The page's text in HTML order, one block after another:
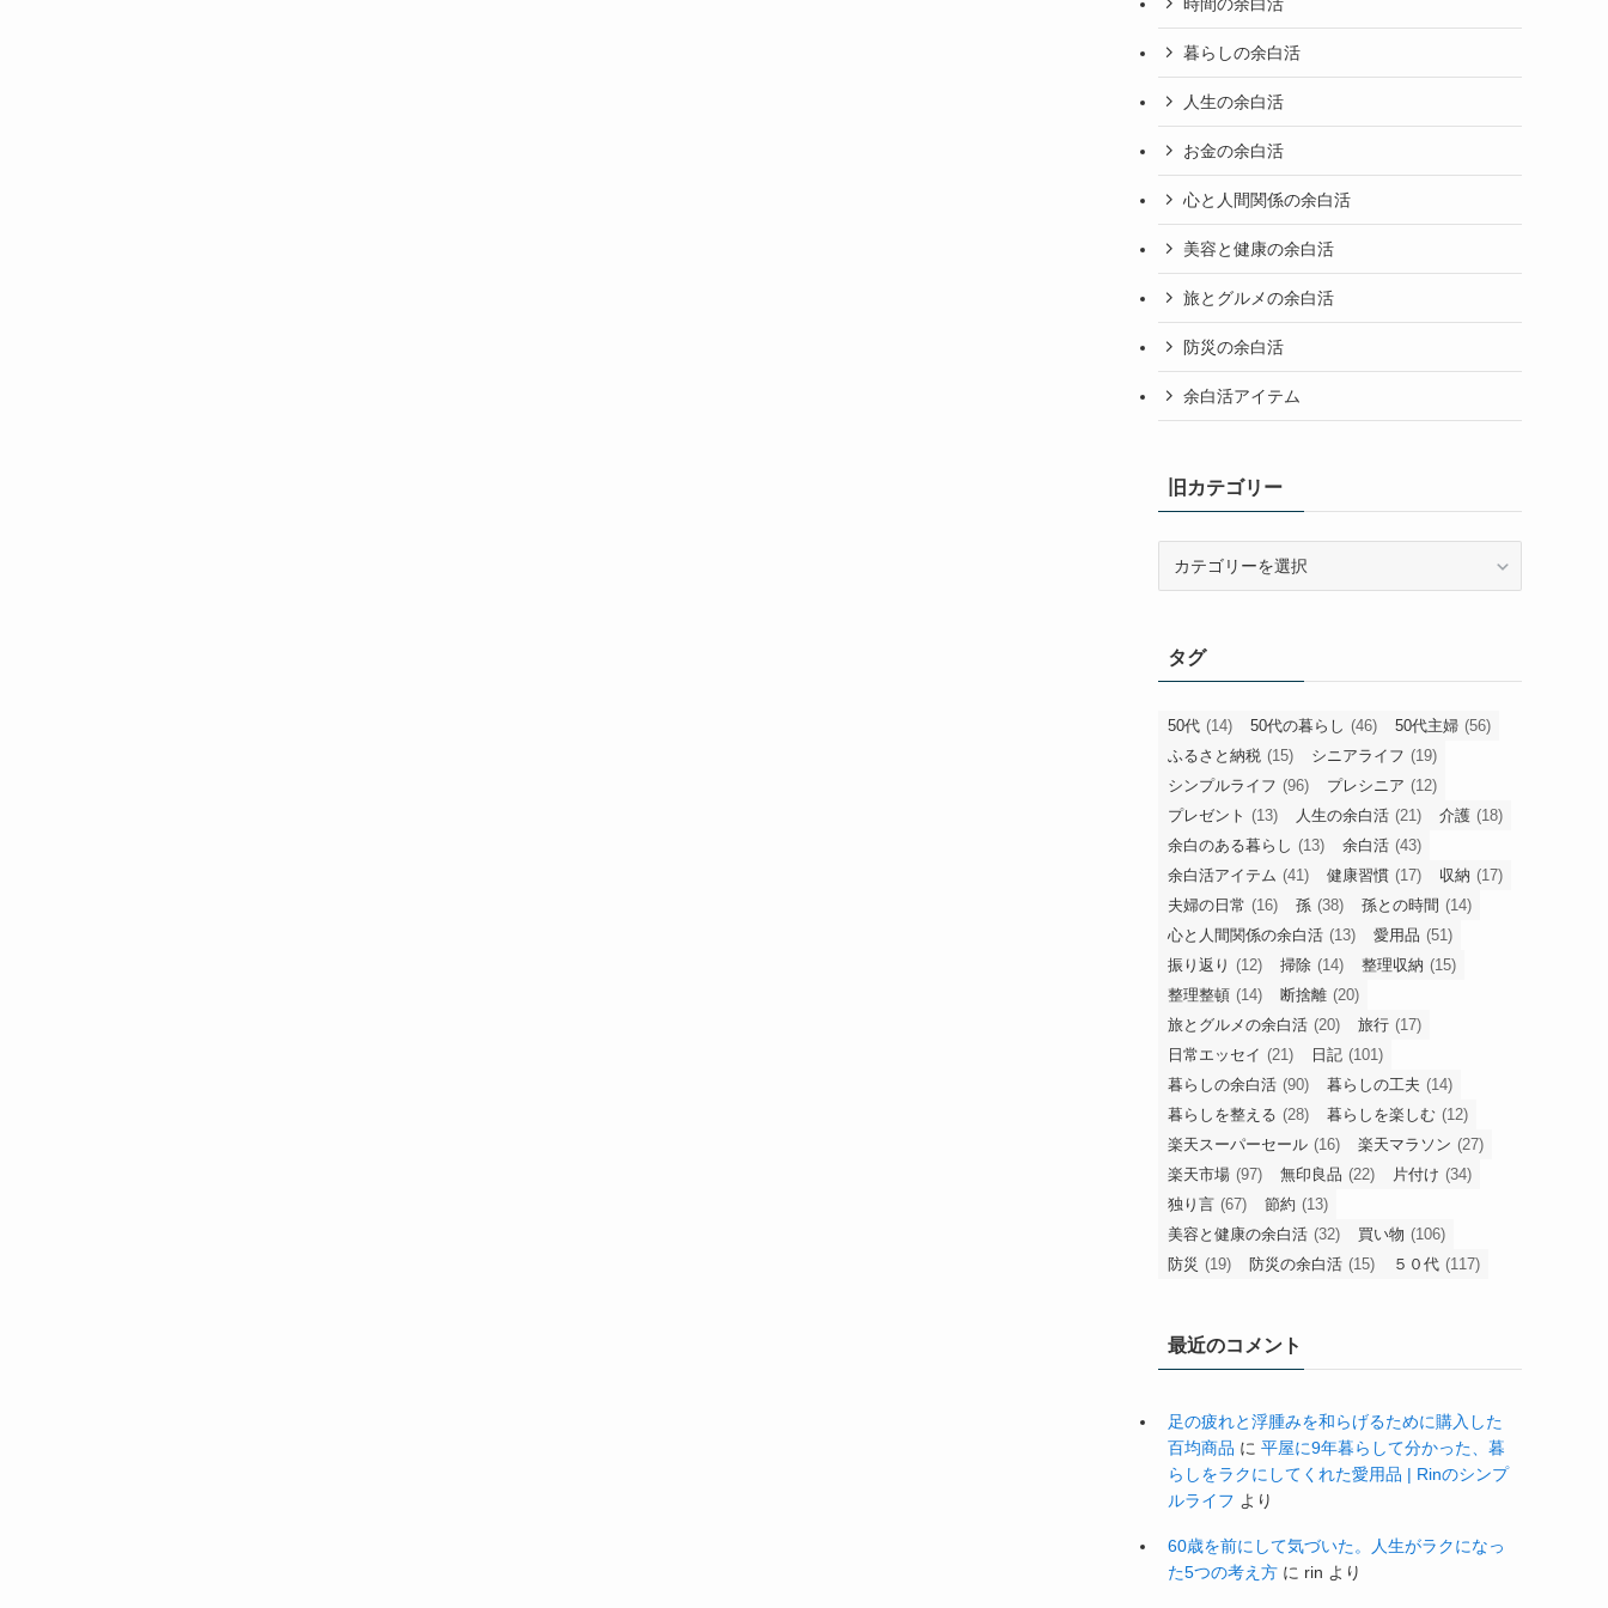
暮らしの余白活
人生の余白活
お金の余白活
心と人間関係の余白活
美容と健康の余白活
旅とグルメの余白活
防災の余白活
余白活アイテム
旧カテゴリー
リ
ー
タグ
50代 (14) 50代の暮らし (46) 50代主婦 (56)
ふるさと納税 (15) シニアライフ (19)
シンプルライフ (96) プレシニア (12)
プレゼント (13) 人生の余白活 (21) 介護 (18)
余白のある暮らし (13) 余白活 (43)
余白活アイテム (41) 健康習慣 (17) 収納 (17)
夫婦の日常 (16) 孫 (38) 孫との時間 (14)
心と人間関係の余白活 (13) 愛用品 (51)
振り返り (12) 掃除 (14) 整理収納 (15)
整理整頓 (14) 断捨離 (20)
旅とグルメの余白活 (20) 旅行 (17)
日常エッセイ (21) 日記 (101)
暮らしの余白活 (90) 暮らしの工夫 (14)
暮らしを整える (28) 暮らしを楽しむ (12)
楽天スーパーセール (16) 楽天マラソン (27)
楽天市場 (97) 無印良品 (22) 片付け (34)
独り言 (67) 節約 (13)
美容と健康の余白活 (32) 買い物 (106)
防災 (19) 防災の余白活 (15) ５０代 (117)
最近のコメント
足の疲れと浮腫みを和らげるために購入した
百均商品 に 平屋に9年暮らして分かった、暮
らしをラクにしてくれた愛用品 | Rinのシンプ
ルライフ より
60歳を前にして気づいた。人生がラクになっ
た5つの考え方 に rin より